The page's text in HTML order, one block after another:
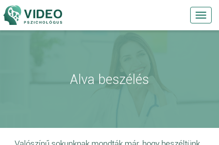
Alva beszélés